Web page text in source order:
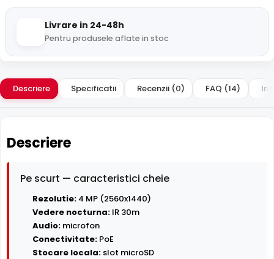
Livrare in 24-48h
Pentru produsele aflate in stoc
Descriere Specificatii Recenzii (0) FAQ (14)
Descriere
Pe scurt — caracteristici cheie
Rezolutie: 4 MP (2560x1440)
Vedere nocturna: IR 30m
Audio: microfon
Conectivitate: PoE
Stocare locala: slot microSD